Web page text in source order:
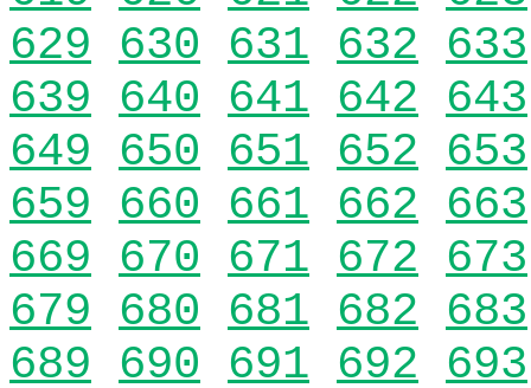
629 630 631 632 633
639 640 641 642 643
649 650 651 652 653
659 660 661 662 663
669 670 671 672 673
679 680 681 682 683
689 690 691 692 693